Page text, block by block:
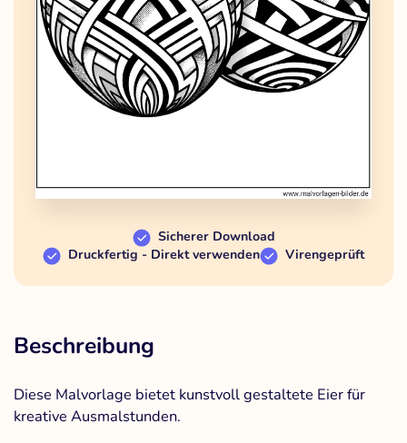
Sicherer Download
Druckfertig - Direkt verwenden
Virengeprüft
Beschreibung
Diese Malvorlage bietet kunstvoll gestaltete Eier für
kreative Ausmalstunden.